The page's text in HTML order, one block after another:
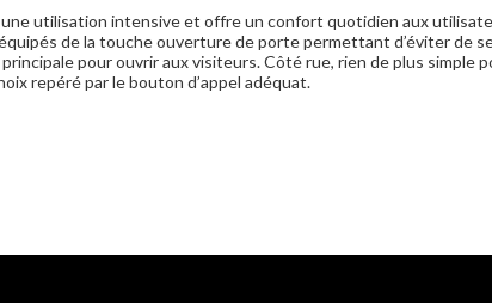
utilisation intensive et offre un confort quotidien aux
de la touche ouverture de porte permettant d’éviter de
principale pour ouvrir aux visiteurs. Côté rue, rien de plus simple
repéré par le bouton d’appel adéquat.